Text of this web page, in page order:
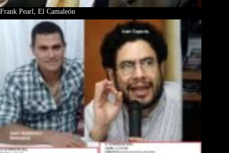
Frank Pearl, El Camaleón